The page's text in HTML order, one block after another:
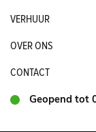
VERHUUR
OVER ONS
CONTACT
Geopend tot